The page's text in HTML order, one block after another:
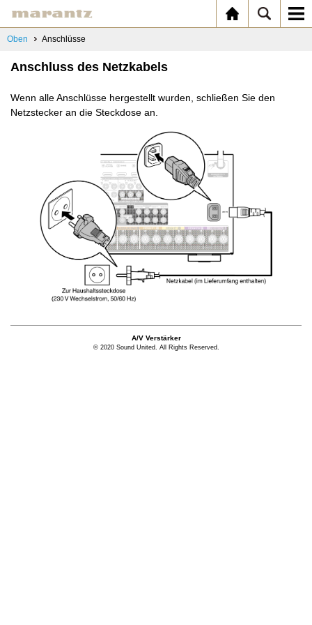
Oben Anschlüsse
Anschluss des Netzkabels
Wenn alle Anschlüsse hergestellt wurden, schließen Sie den
Netzstecker an die Steckdose an.
A/V Verstärker
© 2020 Sound United. All Rights Reserved.